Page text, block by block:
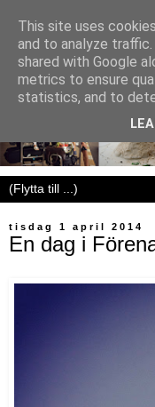
tisdag 1 april 2014
En dag i
This site uses
and to analyze traffic.
shared with Google
metrics to ensure
statistics, and to